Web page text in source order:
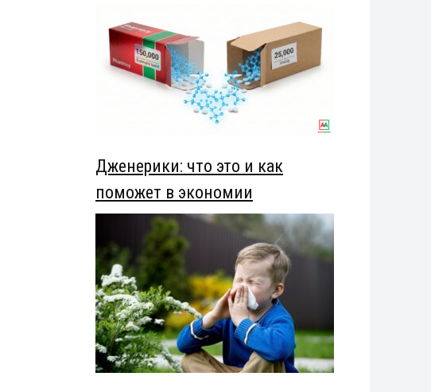
Дженерики: что это и как
поможет в экономии